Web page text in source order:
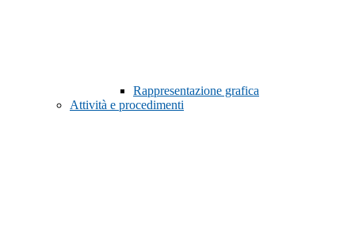
Rappresentazione grafica
Attività e procedimenti